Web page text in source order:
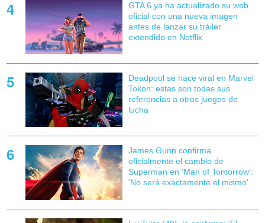
GTA 6 ya ha actualizado su web
oficial con una nueva imagen
antes de lanzar su tráiler
extendido en Netflix
Deadpool se hace viral en Marvel
Tokon: estas son todas sus
referencias a otros juegos de
lucha
James Gunn confirma
oficialmente el cambio de
Superman en 'Man of Tomorrow':
'No será exactamente el mismo'